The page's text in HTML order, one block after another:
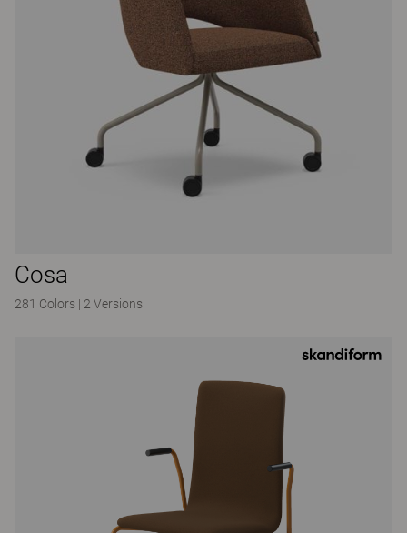
Cosa
281 Colors | 2 Versions